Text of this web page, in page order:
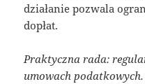
działanie pozwala
dopłat.
Praktyczna rada:
umowach podatkowych.